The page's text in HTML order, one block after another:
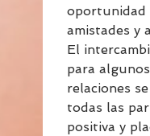
oportunidad
amistades y
El
para
relaciones
todas las
positiva y